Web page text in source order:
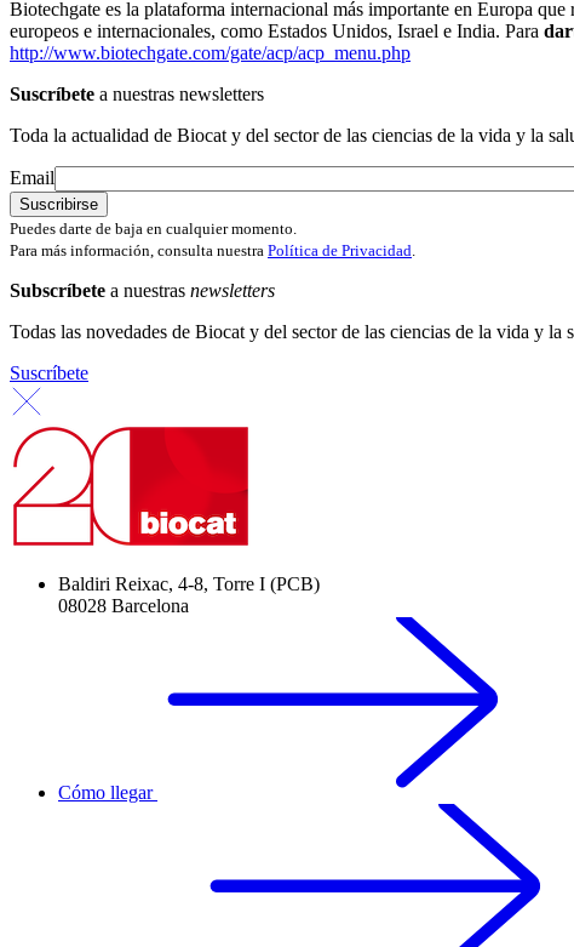
Biotechgate es la plataforma internacional más importante en Europa
europeos e internacionales, como Estados Unidos, Israel e India. Para
http://www.biotechgate.com/gate/acp/acp_menu.php
Suscríbete a nuestras newsletters
Toda la actualidad de Biocat y del sector de las ciencias de la vida y la
Email
Puedes darte de baja en cualquier momento.
Para más información, consulta nuestra Política de Privacidad.
Subscríbete a nuestras newsletters
Todas las novedades de Biocat y del sector de las ciencias de la vida y la
Suscríbete
Baldiri Reixac, 4-8, Torre I (PCB)
08028 Barcelona
Cómo llegar